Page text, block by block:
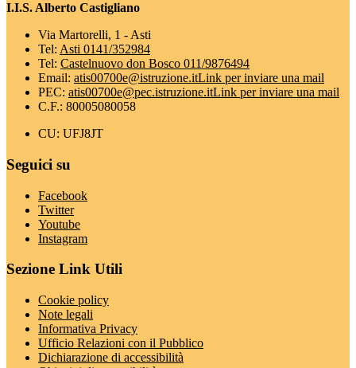
I.I.S. Alberto Castigliano
Via Martorelli, 1 - Asti
Tel: Asti 0141/352984
Tel: Castelnuovo don Bosco 011/9876494
Email: atis00700e@istruzione.itLink per inviare una mail
PEC: atis00700e@pec.istruzione.itLink per inviare una mail
C.F.: 80005080058
CU: UFJ8JT
Seguici su
Facebook
Twitter
Youtube
Instagram
Sezione Link Utili
Cookie policy
Note legali
Informativa Privacy
Ufficio Relazioni con il Pubblico
Dichiarazione di accessibilità